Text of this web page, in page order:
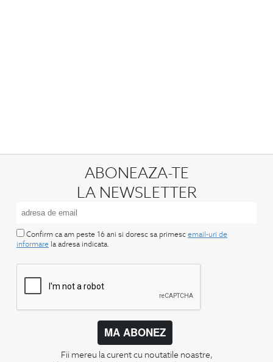
ABONEAZA-TE
LA NEWSLETTER
Confirm ca am peste 16 ani si doresc sa primesc email-uri de
informare la adresa indicata.
MA ABONEZ
Fii mereu la curent cu noutatile noastre,